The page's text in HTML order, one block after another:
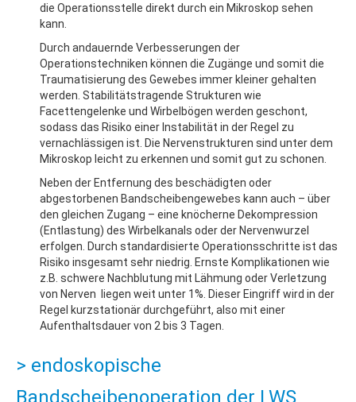
die Operationsstelle direkt durch ein Mikroskop sehen
kann.
Durch andauernde Verbesserungen der
Operationstechniken können die Zugänge und somit die
Traumatisierung des Gewebes immer kleiner gehalten
werden. Stabilitätstragende Strukturen wie
Facettengelenke und Wirbelbögen werden geschont,
sodass das Risiko einer Instabilität in der Regel zu
vernachlässigen ist. Die Nervenstrukturen sind unter dem
Mikroskop leicht zu erkennen und somit gut zu schonen.
Neben der Entfernung des beschädigten oder
abgestorbenen Bandscheibengewebes kann auch – über
den gleichen Zugang – eine knöcherne Dekompression
(Entlastung) des Wirbelkanals oder der Nervenwurzel
erfolgen. Durch standardisierte Operationsschritte ist das
Risiko insgesamt sehr niedrig. Ernste Komplikationen wie
z.B. schwere Nachblutung mit Lähmung oder Verletzung
von Nerven liegen weit unter 1%. Dieser Eingriff wird in der
Regel kurzstationär durchgeführt, also mit einer
Aufenthaltsdauer von 2 bis 3 Tagen.
> endoskopische
Bandscheibenoperation der LWS